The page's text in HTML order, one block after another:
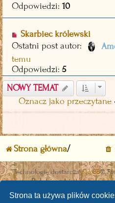
Strona ta używa plików
Odpowiedzi: 10
Skarbiec królewski
Ostatni post autor:
temu
Odpowiedzi: 5
NOWY TEMAT
Oznacz jako przeczytane
Strona główna
Technologię dostarczaphpBB®
Polski pakiet
Discord OAuth2 light